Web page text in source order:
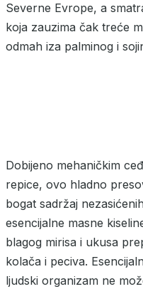
Severne Evrope, a
koja zauzima čak treće
odmah iza palminog i
Dobijeno mehaničkim
repice, ovo hladno
bogat sadržaj
esencijalne masne
blagog mirisa i ukusa
kolača i peciva.
ljudski organizam ne